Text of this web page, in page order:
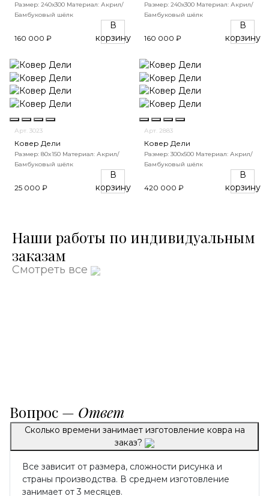
Размер: 240х300 Материал: Акрил/
Бамбуковый шёлк
160 000 ₽
В
корзину
Размер: 240х300 Материал: Акрил/
Бамбуковый шёлк
160 000 ₽
В
корзину
Арт. 3023
Ковер Дели
Размер: 80x150 Материал: Акрил/
Бамбуковый шёлк
25 000 ₽
В
корзину
Арт. 2883
Ковер Дели
Размер: 300х500 Материал: Акрил/
Бамбуковый шёлк
420 000 ₽
В
корзину
Наши работы по индивидуальным
заказам
Смотреть все
Вопрос — Ответ
Сколько времени занимает изготовление ковра на
заказ?
Все зависит от размера, сложности рисунка и
страны производства. В среднем изготовление
занимает от 3 месяцев.